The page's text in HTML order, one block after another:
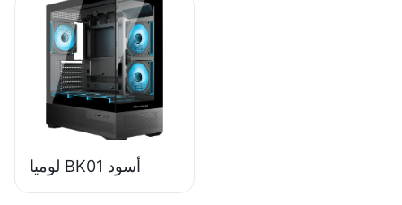
وحاصل على شهادة
80+ برونزية لأجهزة
الكمبيوتر المكتبية
ESB550W
لوميا BK01 أسود